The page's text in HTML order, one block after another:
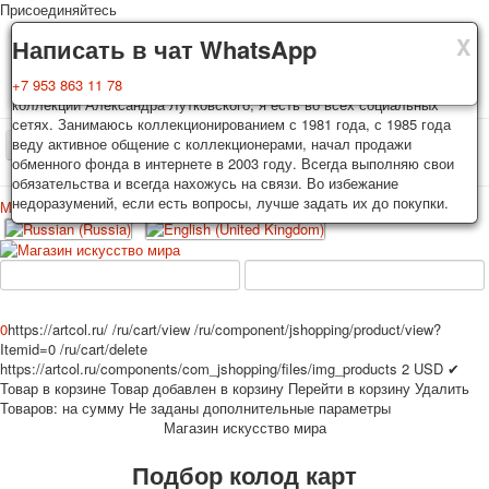
X
Доставка
Колоды, почтовые открытки тщательно упаковываются и
отправляются в течении 3-4 рабочих дней после оплаты.
Исключение: репринт под заказ, такие колоды карт отправляются в
течении 7-8 рабочих дней. Отправка осуществляется почтой России
с треком отслеживания. Цена пересылки зависит от веса и тарифов
почты на момент покупки. По желанию покупателя возможна
отправка СДЕК или другими транспортными компаниями.
X
Гарантия
Вы покупаете колоды игральных карт, почтовые открытки из частной
коллекции Александра Лутковского, я есть во всех социальных
сетях. Занимаюсь коллекционированием с 1981 года, с 1985 года
веду активное общение с коллекционерами, начал продажи
обменного фонда в интернете в 2003 году. Всегда выполняю свои
обязательства и всегда нахожусь на связи. Во избежание
недоразумений, если есть вопросы, лучше задать их до покупки.
X
Написать в чат WhatsApp
+7 953 863 11 78
Присоединяйтесь
TPL_PROTOSTAR_TOGGLE_MENU
Главная Игральные карты Открытки
Меню
Главная
Игральные карты
Эротические рисунки
Рекламные
Эротические фотоколоды
Пин-ап
Политические
Войти
0https://artcol.ru/ /ru/cart/view /ru/component/jshopping/product/view?
Itemid=0 /ru/cart/delete
https://artcol.ru/components/com_jshopping/files/img_products 2 USD ✔
Товар в корзине Товар добавлен в корзину Перейти в корзину Удалить
Товаров: на сумму Не заданы дополнительные параметры
Магазин искусство мира
Подбор колод карт